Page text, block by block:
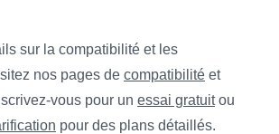
sur la compatibilité et les
nos pages de compatibilité et
vous pour un essai gratuitou
pour des plans détaillés.